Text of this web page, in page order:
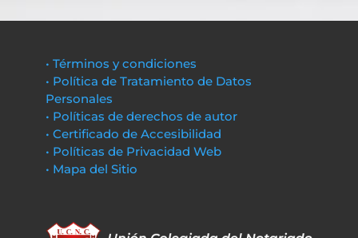
• Términos y condiciones
• Política de Tratamiento de Datos
Personales
• Políticas de derechos de autor
• Certificado de Accesibilidad
• Políticas de Privacidad Web
• Mapa del Sitio